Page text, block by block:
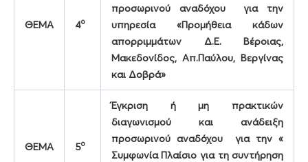
ΘΕΜΑ 4ο
προσωρινού αναδόχου για την
υπηρεσία «Προμήθεια κάδων
απορριμμάτων Δ.Ε. Βέροιας,
Μακεδονίδος, Απ.Παύλου, Βεργίνας
και Δοβρά»
ΘΕΜΑ 5ο
Έγκριση ή μη πρακτικών
διαγωνισμού και ανάδειξη
προσωρινού αναδόχου για την «
Συμφωνία Πλαίσιο για τη συντήρηση